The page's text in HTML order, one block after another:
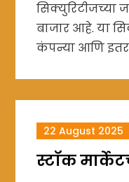
सिक्युरिटीजच्या
बाजार आहे. या
कंपन्या आणि इतर
22 August 2025
स्टॉक